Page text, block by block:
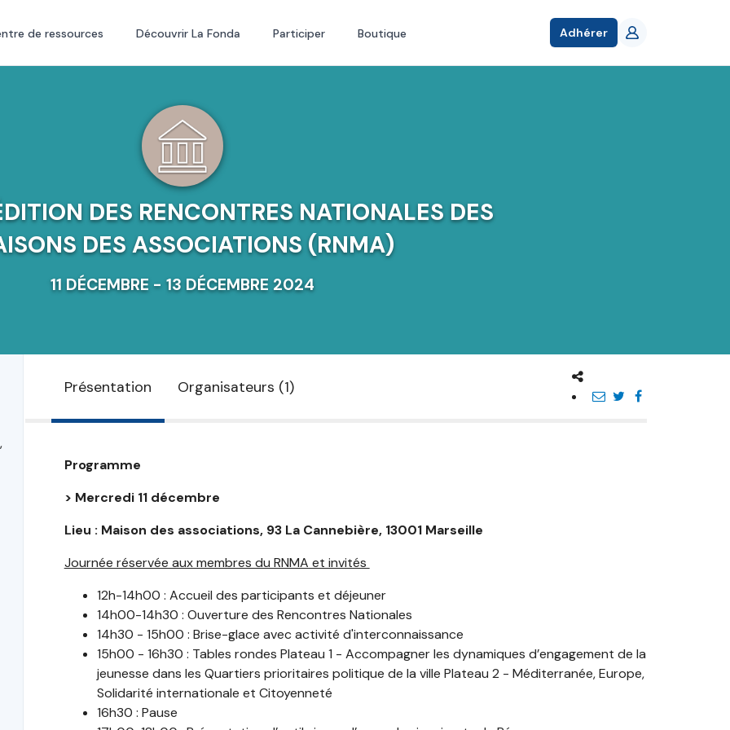
de ressources Découvrir La Fonda Participer Boutique Adhérer
DES RENCONTRES NATIONALES DES
DES ASSOCIATIONS (RNMA)
11 DÉCEMBRE - 13 DÉCEMBRE 2024
Présentation Organisateurs (1)
Programme
> Mercredi 11 décembre
Lieu : Maison des associations, 93 La Cannebière, 13001 Marseille
Journée réservée aux membres du RNMA et invités
12h-14h00 : Accueil des participants et déjeuner
14h00-14h30 : Ouverture des Rencontres Nationales
14h30 - 15h00 : Brise-glace avec activité d'interconnaissance
15h00 - 16h30 : Tables rondes Plateau 1 - Accompagner les dynamiques d’engagement de la
jeunesse dans les Quartiers prioritaires politique de la ville Plateau 2 - Méditerranée, Europe,
Solidarité internationale et Citoyenneté
16h30 : Pause